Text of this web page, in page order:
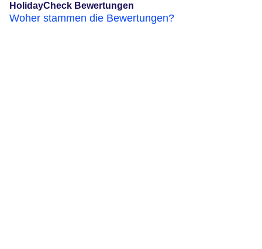
HolidayCheck Bewertungen
Woher stammen die Bewertungen?